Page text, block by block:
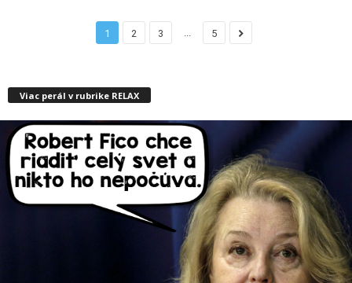
1 2 3 5
Viac perál v rubrike RELAX